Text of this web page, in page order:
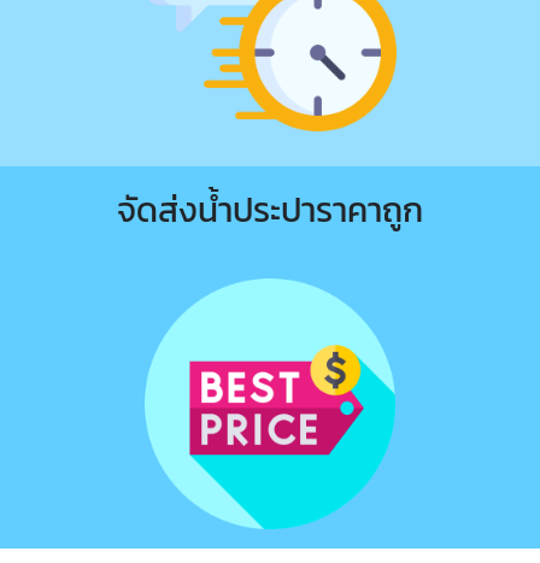
จัดส่งน้ำประปาราคาถูก